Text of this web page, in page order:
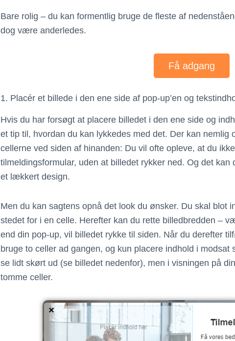
Bare rolig – du kan formentlig bruge de fleste af
dog være anderledes.
Få adgang
1. Placér et billede i den ene side af pop-up’en og
Hvis du har forsøgt at placere billedet i den ene side og
et tip til, hvordan du kan lykkedes med det. Der kan
cellerne ved siden af hinanden: Du vil ofte opleve, at du
tilmeldingsformular, uden at billedet rykker ned. Og det
et lækkert design.
Men du kan sagtens opnå det look du ønsker. Du skal blot
stedet for i en celle. Herefter kan du rette billedbredden –
end din pop-up, vil billedet rykke til siden. Når du derefter
bruge to celler ad gangen, og kun placere indhold i
se lidt skørt ud (se billedet nedenfor), men i visningen på
tomme celler.